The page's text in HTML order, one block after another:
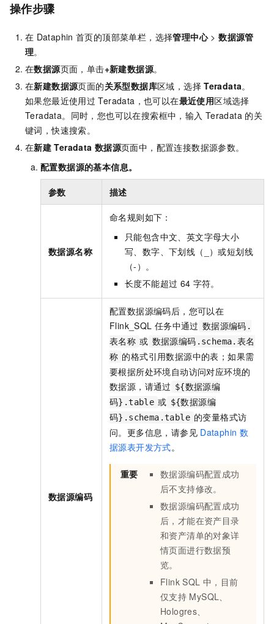
操作步骤
在 Dataphin 首页的顶部菜单栏，选择管理中心>数据源管
理。
在数据源页面，单击+新建数据源。
在新建数据源页面的关系型数据库区域，选择 Teradata。
如果您最近使用过 Teradata，也可以在最近使用区域选择
Teradata。同时，您也可以在搜索框中，输入 Teradata 的关
键词，快速搜索。
在新建 Teradata 数据源页面中，配置连接数据源参数。
配置数据源的基本信息。
参数 描述
数据源名称
命名规则如下：
只能包含中文、英文字母大小
写、数字、下划线（_）或短划线
（-）。
长度不能超过 64 字符。
数据源编码
配置数据源编码后，您可以在
Flink_SQL 任务中通过 数据源编码.
表名称 或 数据源编码.schema.表名
称 的格式引用数据源中的表；如果需
要根据所处环境自动访问对应环境的
数据源，请通过 ${数据源编
码}.table 或 ${数据源编
码}.schema.table 的变量格式访
问。更多信息，请参见 Dataphin 数
据源表开发方式。
重要
数据源编码配置成功
后不支持修改。
数据源编码配置成功
后，才能在资产目录
和资产清单的对象详
情页面进行数据预
览。
Flink SQL 中，目前
仅支持 MySQL、
Hologres、